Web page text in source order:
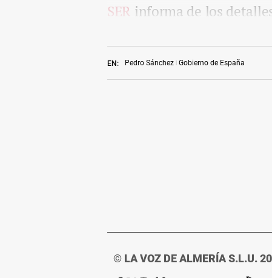
EN: Pedro Sánchez Gobierno de España
SER informa de los
© LA VOZ DE ALMERÍA S.L.U.